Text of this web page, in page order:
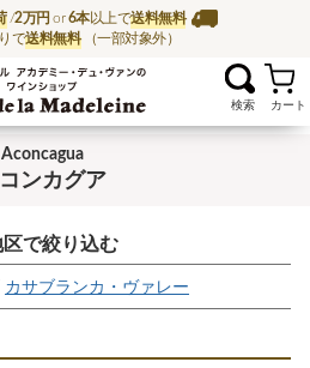
/2万円 or6本以上で送料無料
で送料無料 （一部対象外）
ワイン通販ならワイ
お気に入
Aconcagua
ンカグア
で絞り込む
カサブランカ・ヴァレー